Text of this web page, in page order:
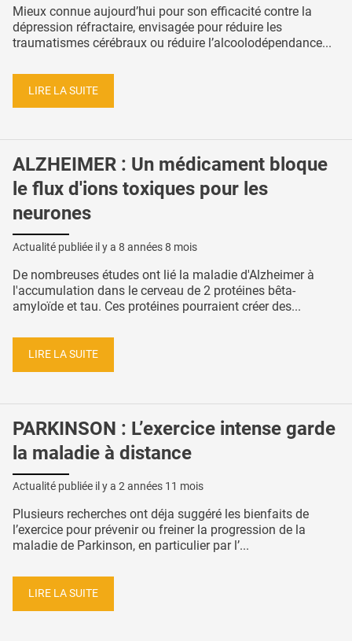
Mieux connue aujourd’hui pour son efficacité contre la
dépression réfractaire, envisagée pour réduire les
traumatismes cérébraux ou réduire l’alcoolodépendance...
LIRE LA SUITE
ALZHEIMER : Un médicament bloque
le flux d'ions toxiques pour les
neurones
Actualité publiée il y a 8 années 8 mois
De nombreuses études ont lié la maladie d'Alzheimer à
l'accumulation dans le cerveau de 2 protéines bêta-
amyloïde et tau. Ces protéines pourraient créer des...
LIRE LA SUITE
PARKINSON : L’exercice intense garde
la maladie à distance
Actualité publiée il y a 2 années 11 mois
Plusieurs recherches ont déja suggéré les bienfaits de
l’exercice pour prévenir ou freiner la progression de la
maladie de Parkinson, en particulier par l’...
LIRE LA SUITE